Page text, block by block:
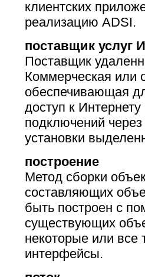
клиентских
реализацию ADSI.
поставщик услуг
Поставщик
Коммерческая или
обеспечивающая
доступ к
подключений
установки
построение
Метод сборки
составляющих
быть построен с
существующих
некоторые или все
интерфейсы.